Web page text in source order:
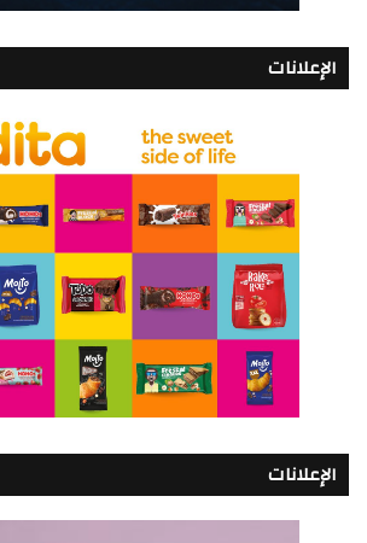
الإعلانات
الإعلانات